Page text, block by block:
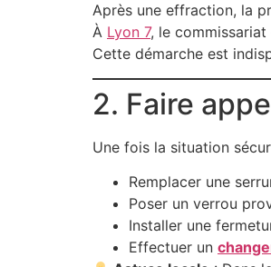
Après une effraction, la
À Lyon 7, le
Cette démarche est
2. Faire
Une fois la situation
Remplacer une
Poser un verrou
Installer une
Effectuer un